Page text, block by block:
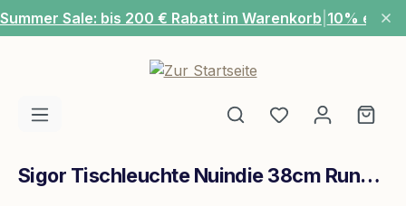
Zum Hauptinhalt springen
Summer Sale: bis 200 € Rabatt im Warenkorb 10% extra
Du hast 0
Sigor Tischleuchte Nuindie 38cm Rund Rosegold